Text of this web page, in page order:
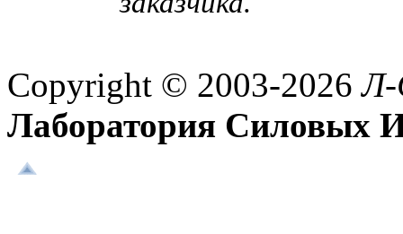
Copyright © 2003-2026
Лаборатория Силовых